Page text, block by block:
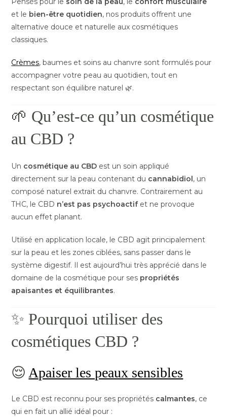
et le bien-être quotidien, nos produits offrent une
alternative douce et naturelle aux cosmétiques
classiques.
Crèmes, baumes et soins au chanvre sont formulés pour
accompagner votre peau au quotidien, tout en
respectant son équilibre naturel 🌿.
🌱 Qu’est-ce qu’un cosmétique
au CBD ?
Un cosmétique au CBD est un soin appliqué
directement sur la peau contenant du cannabidiol , un
composé naturel extrait du chanvre. Contrairement au
THC, le CBD n’est pas psychoactifet ne provoque
aucun effet planant.
Utilisé en application locale, le CBD agit principalement
sur la peau et les zones ciblées, sans passer dans le
système digestif. Il est aujourd’hui très apprécié dans le
domaine de la cosmétique pour ses propriétés
apaisantes et équilibrantes.
✨ Pourquoi utiliser des
cosmétiques CBD ?
😌Apaiser les peaux sensibles
Le CBD est reconnu pour ses propriétés calmantes, ce
qui en fait un allié idéal pour :